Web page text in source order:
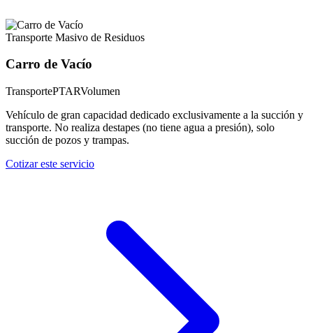
Transporte Masivo de Residuos
Carro de Vacío
TransportePTARVolumen
Vehículo de gran capacidad dedicado exclusivamente a la succión y
transporte. No realiza destapes (no tiene agua a presión), solo
succión de pozos y trampas.
Cotizar este servicio